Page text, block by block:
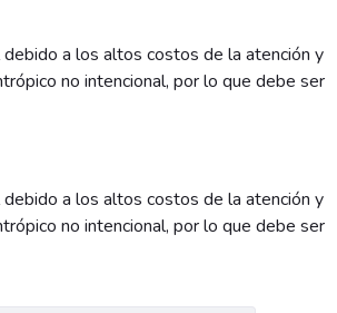
a los altos costos de la atención y
no intencional, por lo que debe ser
a los altos costos de la atención y
no intencional, por lo que debe ser